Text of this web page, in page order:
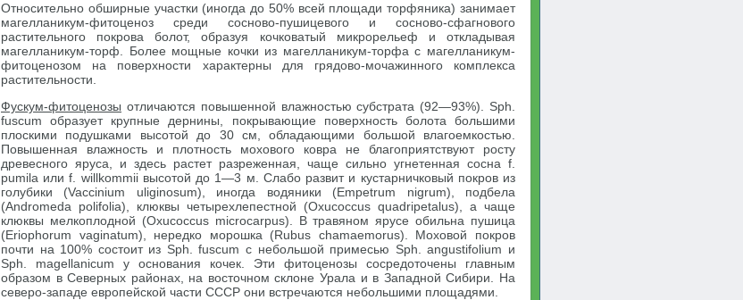
Относительно обширные участки (иногда до 50% всей площади торфяника) занимает
магелланикум-фитоценоз среди сосново-пушицевого и сосново-сфагнового
растительного покрова болот, образуя кочковатый микрорельеф и откладывая
магелланикум-торф. Более мощные кочки из магелланикум-торфа с магелланикум-
фитоценозом на поверхности характерны для грядово-мочажинного комплекса
растительности.
Фускум-фитоценозы отличаются повышенной влажностью субстрата (92—93%). Sph.
fuscum образует крупные дернины, покрывающие поверхность болота большими
плоскими подушками высотой до 30 см, обладающими большой влагоемкостью.
Повышенная влажность и плотность мохового ковра не благоприятствуют росту
древесного яруса, и здесь растет разреженная, чаще сильно угнетенная сосна f.
pumila или f. willkommii высотой до 1—3 м. Слабо развит и кустарничковый покров из
голубики (Vaccinium uliginosum), иногда водяники (Empetrum nigrum), подбела
(Andromeda polifolia), клюквы четырехлепестной (Oxucoccus quadripetalus), а чаще
клюквы мелкоплодной (Oxucoccus microcarpus). В травяном ярусе обильна пушица
(Eriophorum vaginatum), нередко морошка (Rubus chamaemorus). Моховой покров
почти на 100% состоит из Sph. fuscum с небольшой примесью Sph. angustifolium и
Sph. magellanicum у основания кочек. Эти фитоценозы сосредоточены главным
образом в Северных районах, на восточном склоне Урала и в Западной Сибири. На
северо-западе европейской части СССР они встречаются небольшими площадями.